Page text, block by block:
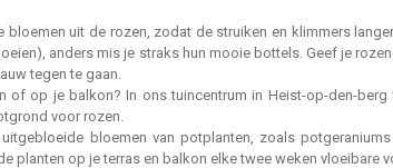
bloemen uit de rozen, zodat de struiken en klimmers
anders mis je straks hun mooie bottels. Geef je
tegen te gaan.
of op je balkon? In ons tuincentrum in Heist-op-den-
voor rozen.
bloemen van potplanten, zoals
planten op je terras en balkon elke twee weken vloeibare